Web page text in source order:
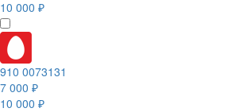
10 000 ₽
910 0073131
7 000 ₽
10 000 ₽